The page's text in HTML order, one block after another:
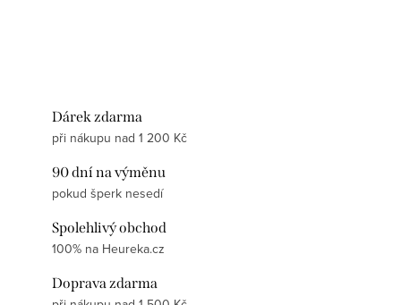
Dárek zdarma
při nákupu nad 1 200 Kč
90 dní na výměnu
pokud šperk nesedí
Spolehlivý obchod
100% na Heureka.cz
Doprava zdarma